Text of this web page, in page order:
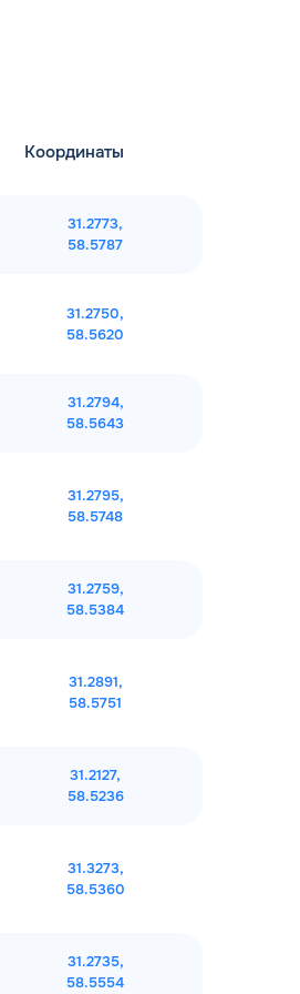
Координаты
31.2773,
58.5787
31.2750,
58.5620
31.2794,
58.5643
31.2795,
58.5748
31.2759,
58.5384
31.2891,
58.5751
31.2127,
58.5236
31.3273,
58.5360
31.2735,
58.5554